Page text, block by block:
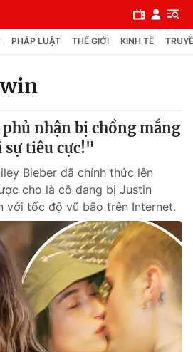
PHÁP LUẬT THẾ GIỚI KINH TẾ
nhận bị chồng mắng
tiêu cực!"
Bieber đã chính thức lên
cho là cô đang bị Justin
với tốc độ vũ bão trên Internet.